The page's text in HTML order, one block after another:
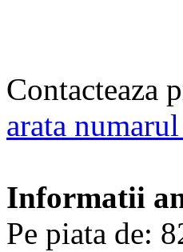
Contacteaza
arata
Informatii
Pe piata de: